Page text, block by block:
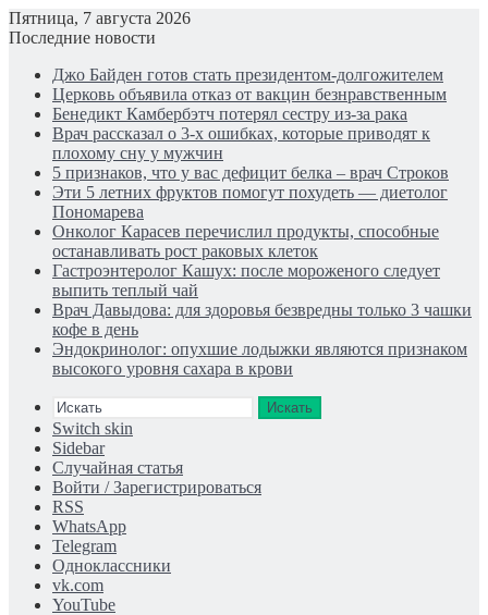
Пятница, 7 августа 2026
Последние новости
Джо Байден готов стать президентом-долгожителем
Церковь объявила отказ от вакцин безнравственным
Бенедикт Камбербэтч потерял сестру из-за рака
Врач рассказал о 3-х ошибках, которые приводят к
плохому сну у мужчин
5 признаков, что у вас дефицит белка – врач Строков
Эти 5 летних фруктов помогут похудеть — диетолог
Пономарева
Онколог Карасев перечислил продукты, способные
останавливать рост раковых клеток
Гастроэнтеролог Кашух: после мороженого следует
выпить теплый чай
Врач Давыдова: для здоровья безвредны только 3 чашки
кофе в день
Эндокринолог: опухшие лодыжки являются признаком
высокого уровня сахара в крови
Искать
Switch skin
Sidebar
Случайная статья
Войти / Зарегистрироваться
RSS
WhatsApp
Telegram
Одноклассники
vk.com
YouTube